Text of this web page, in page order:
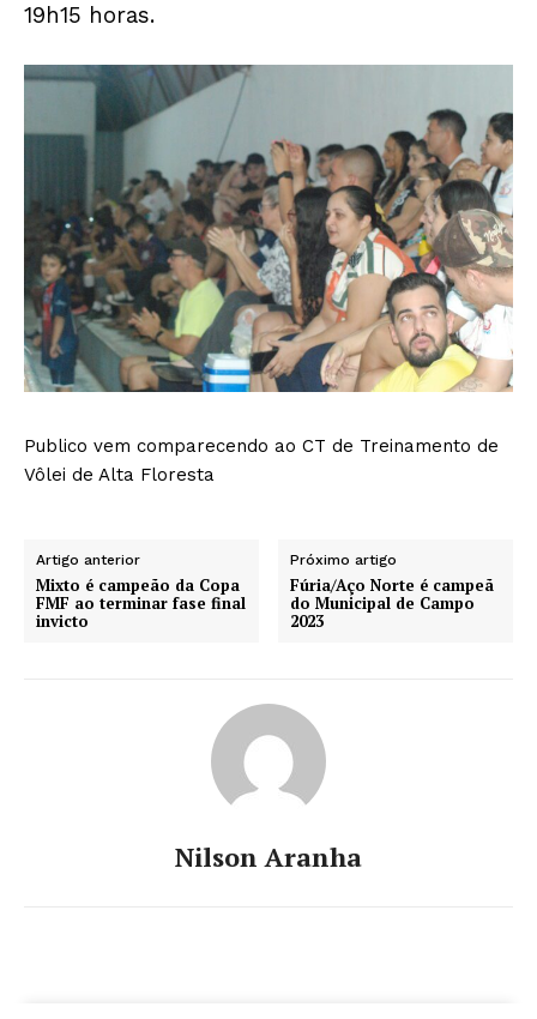
19h15 horas.
Publico vem comparecendo ao CT de Treinamento de
Vôlei de Alta Floresta
Artigo anterior
Mixto é campeão da Copa
FMF ao terminar fase final
invicto
Próximo artigo
Fúria/Aço Norte é campeã
do Municipal de Campo
2023
Nilson Aranha